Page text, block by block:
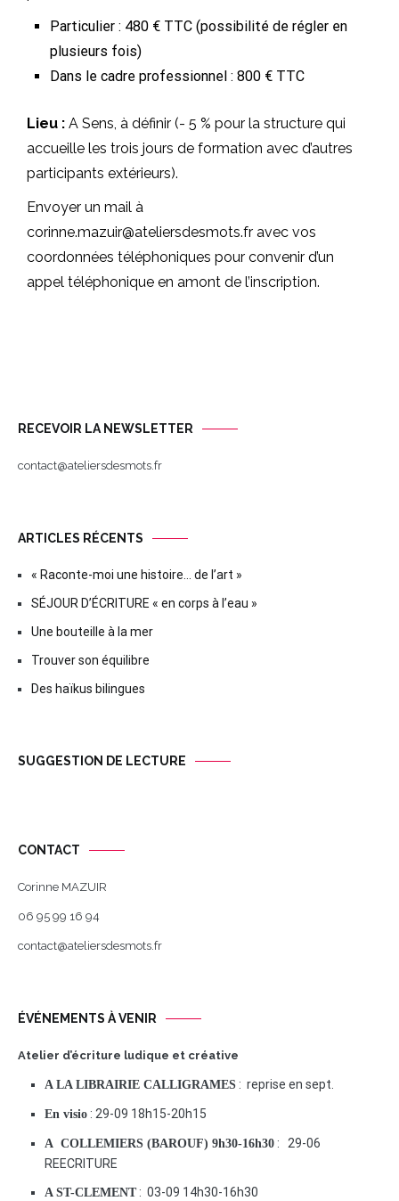
Particulier : 480 € TTC (possibilité de régler en
plusieurs fois)
Dans le cadre professionnel : 800 € TTC
Lieu : A Sens, à définir (- 5 % pour la structure qui
accueille les trois jours de formation avec d’autres
participants extérieurs).
Envoyer un mail à
corinne.mazuir@ateliersdesmots.fr avec vos
coordonnées téléphoniques pour convenir d’un
appel téléphonique en amont de l’inscription.
RECEVOIR LA NEWSLETTER
contact@ateliersdesmots.fr
ARTICLES RÉCENTS
« Raconte-moi une histoire… de l’art »
SÉJOUR D’ÉCRITURE « en corps à l’eau »
Une bouteille à la mer
Trouver son équilibre
Des haïkus bilingues
SUGGESTION DE LECTURE
CONTACT
Corinne MAZUIR
06 95 99 16 94
contact@ateliersdesmots.fr
ÉVÉNEMENTS À VENIR
Atelier d’écriture ludique et créative
A LA LIBRAIRIE CALLIGRAMES : reprise en sept.
En visio : 29-09 18h15-20h15
A COLLEMIERS (BAROUF) 9h30-16h30 : 29-06
REECRITURE
A ST-CLEMENT: 03-09 14h30-16h30